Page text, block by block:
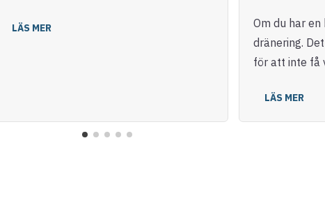
LÄS MER
Om du har
dränering.
för att inte få
LÄS MER